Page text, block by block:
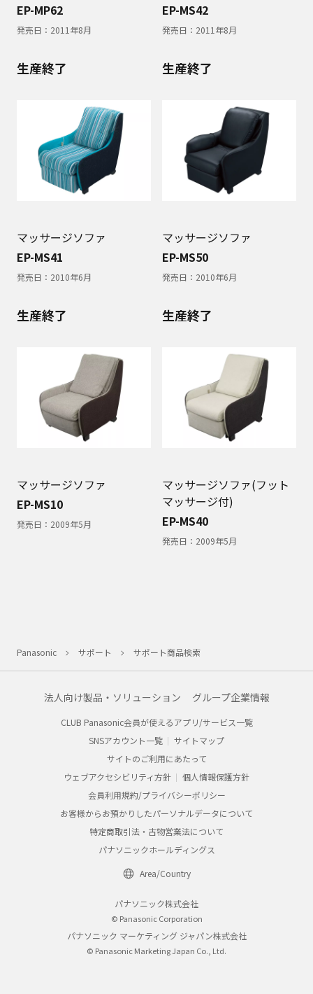
EP-MP62
発売日： 2011年8月
EP-MS42
発売日： 2011年8月
生産終了
マッサージソファ
EP-MS41
発売日： 2010年6月
生産終了
マッサージソファ
EP-MS50
発売日： 2010年6月
生産終了
マッサージソファ
EP-MS10
発売日： 2009年5月
生産終了
マッサージソファ(フット
マッサージ付)
EP-MS40
発売日： 2009年5月
Panasonic サポート サポート商品検索
法人向け製品・ソリューション グループ企業情報
CLUB Panasonic会員が使えるアプリ/サービス一覧
SNSアカウント一覧
サイトマップ
サイトのご利用にあたって
ウェブアクセシビリティ方針
個人情報保護方針
会員利用規約/プライバシーポリシー
お客様からお預かりしたパーソナルデータについて
特定商取引法・古物営業法について
パナソニックホールディングス
Area/Country
パナソニック株式会社
© Panasonic Corporation
パナソニック マーケティング ジャパン株式会社
© Panasonic Marketing Japan Co., Ltd.